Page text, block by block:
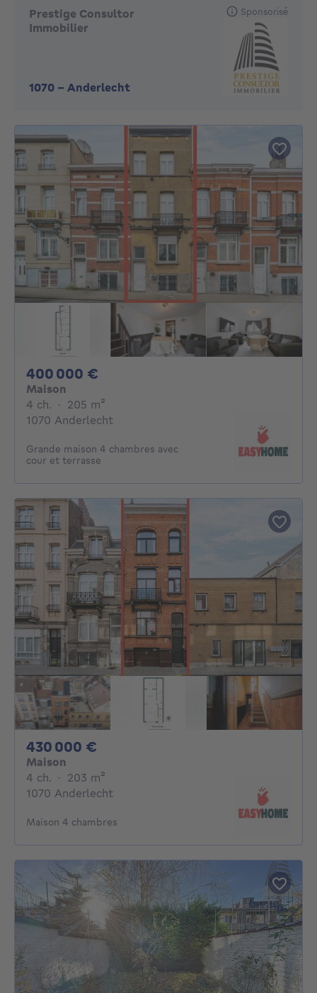
Prestige Consultor
Immobilier
1070 - Anderlecht
Sponsorisé
400 000 €
Maison
4 ch. 4 chambres
· 205 m²
1070 Anderlecht
Grande maison 4 chambres avec
cour et terrasse
430 000 €
Maison
4 ch. 4 chambres
· 203 m²
1070 Anderlecht
Maison 4 chambres